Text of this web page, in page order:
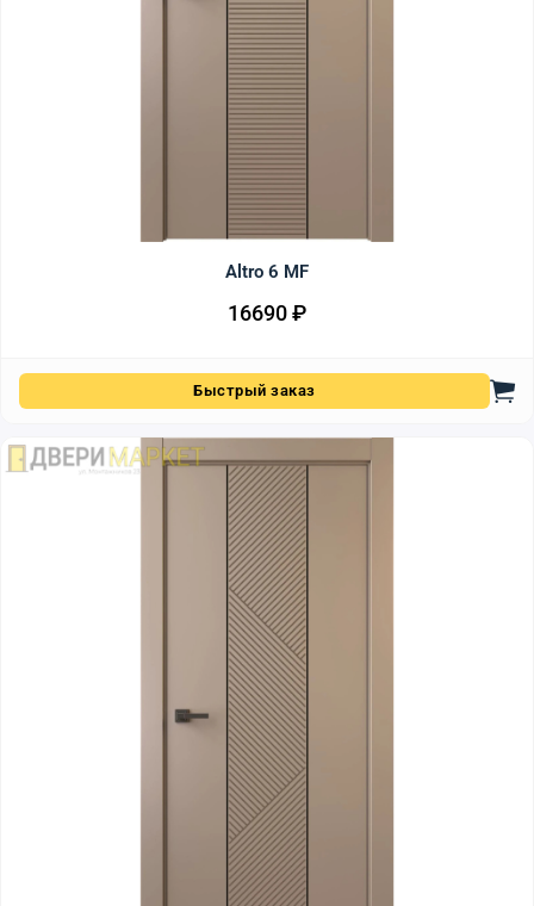
Altro 6 MF
16690₽
Быстрый заказ